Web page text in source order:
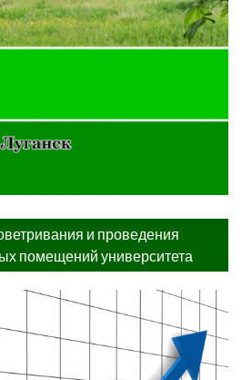
и проведения
помещений университета